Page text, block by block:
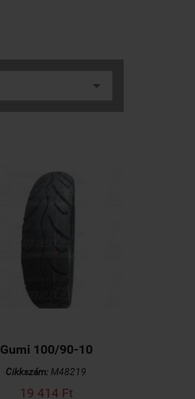
Gumi 100/90-10
Cikkszám: M48219
19 414 Ft